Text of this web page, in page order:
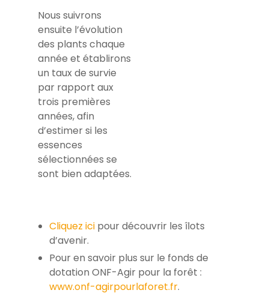
Nous suivrons
ensuite l’évolution
des plants chaque
année et établirons
un taux de survie
par rapport aux
trois premières
années, afin
d’estimer si les
essences
sélectionnées se
sont bien adaptées.
Cliquez icipour découvrir les îlots
d’avenir.
Pour en savoir plus sur le fonds de
dotation ONF-Agir pour la forêt :
www.onf-agirpourlaforet.fr.